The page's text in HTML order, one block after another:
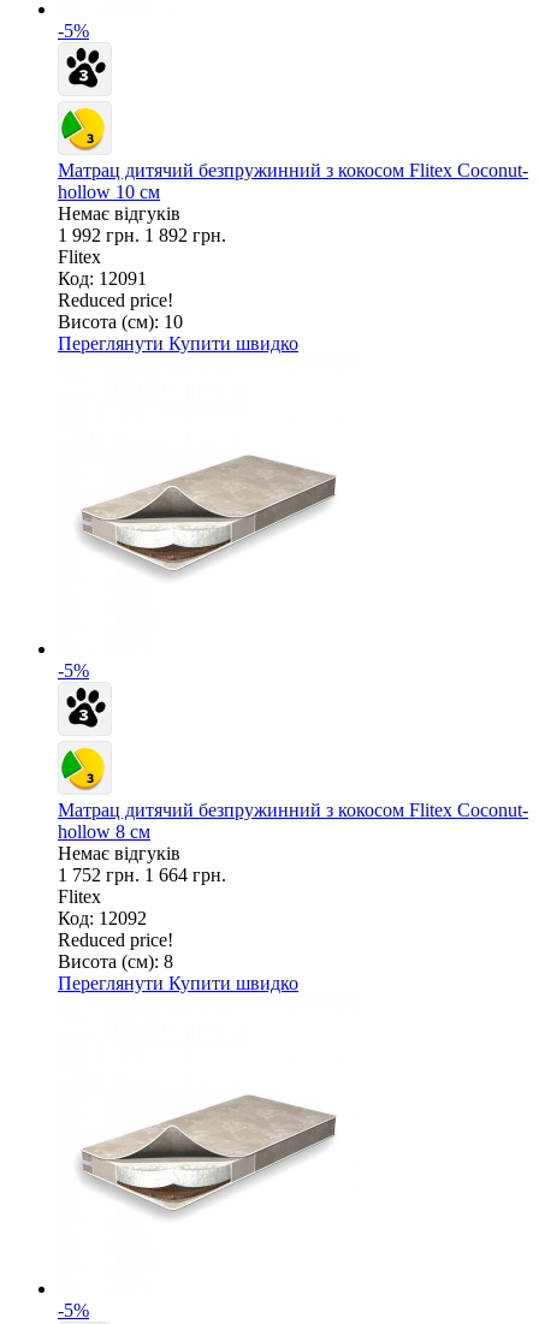
-5%
Матрац дитячий безпружинний з кокосом Flitex Coconut-
hollow 10 см
Немає відгуків
1 992 грн. 1 892 грн.
Flitex
Код: 12091
Reduced price!
Висота (см): 10
Переглянути Купити швидко
-5%
Матрац дитячий безпружинний з кокосом Flitex Coconut-
hollow 8 см
Немає відгуків
1 752 грн. 1 664 грн.
Flitex
Код: 12092
Reduced price!
Висота (см): 8
Переглянути Купити швидко
-5%